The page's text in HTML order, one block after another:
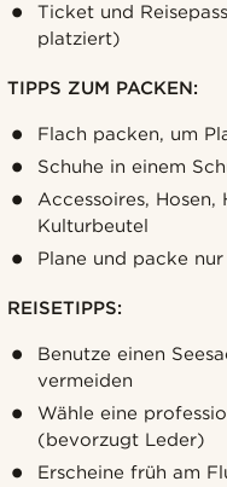
Ticket und
platziert)
TIPPS ZUM PACKEN:
Flach packen, um
Schuhe in einem
Accessoires,
Kulturbeutel
Plane und packe
REISETIPPS:
Benutze einen
vermeiden
Wähle eine
(bevorzugt Leder)
Erscheine früh am